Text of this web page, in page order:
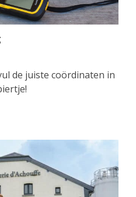
de juiste coördinaten in